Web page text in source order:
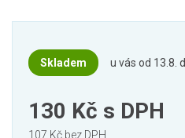
Skladem u vás od 13.8.
130 Kč s DPH
107 Kč bez DPH